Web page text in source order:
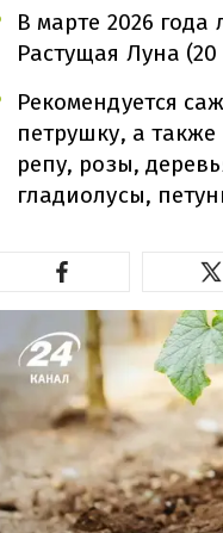
В марте 2026
Растущая Луна (20
Рекомендуется
петрушку, а
репу, розы,
гладиолусы,